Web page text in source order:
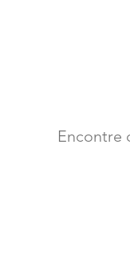
Encontre